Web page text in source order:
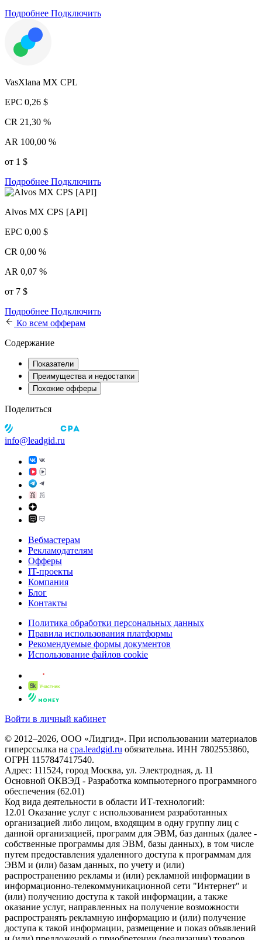
Подробнее Подключить
VasXlana MX CPL
EPC 0,26 $
CR 21,30 %
AR 100,00 %
от 1 $
Подробнее Подключить
Alvos MX CPS [API]
EPC 0,00 $
CR 0,00 %
AR 0,07 %
от 7 $
Подробнее Подключить
Ко всем офферам
Содержание
Показатели
Преимущества и недостатки
Похожие офферы
Поделиться
info@leadgid.ru
Вебмастерам
Рекламодателям
Офферы
IT-проекты
Компания
Блог
Контакты
Политика обработки персональных данных
Правила использования платформы
Рекомендуемые формы документов
Использование файлов cookie
Войти в личный кабинет
© 2012–2026, ООО «Лидгид». При использовании материалов
гиперссылка на cpa.leadgid.ru обязательна. ИНН 7802553860,
ОГРН 1157847417540.
Адрес: 111524, город Москва, ул. Электродная, д. 11
Основной ОКВЭД - Разработка компьютерного программного
обеспечения (62.01)
Код вида деятельности в области ИТ-технологий:
12.01 Оказание услуг с использованием разработанных
организацией либо лицом, входящим в одну группу лиц с
данной организацией, программ для ЭВМ, баз данных (далее -
собственные программы для ЭВМ, базы данных), в том числе
путем предоставления удаленного доступа к программам для
ЭВМ и (или) базам данных, по учету и (или)
распространению рекламы и (или) рекламной информации в
информационно-телекоммуникационной сети "Интернет" и
(или) получению доступа к такой информации, а также
оказание услуг, направленных на получение возможности
распространять рекламную информацию и (или) получение
доступа к такой информации, размещение и показ объявлений